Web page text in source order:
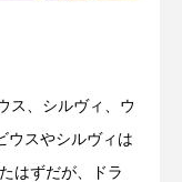
ス、シルヴィ、ウ
ウスやシルヴィは
はずだが、ドラ